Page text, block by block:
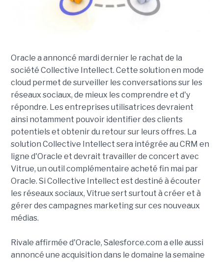
Oracle a annoncé mardi dernier le rachat de la
société Collective Intellect. Cette solution en mode
cloud permet de surveiller les conversations sur les
réseaux sociaux, de mieux les comprendre et d'y
répondre. Les entreprises utilisatrices devraient
ainsi notamment pouvoir identifier des clients
potentiels et obtenir du retour sur leurs offres. La
solution Collective Intellect sera intégrée au CRM en
ligne d'Oracle et devrait travailler de concert avec
Vitrue, un outil complémentaire acheté fin mai par
Oracle. Si Collective Intellect est destiné à écouter
les réseaux sociaux, Vitrue sert surtout à créer et à
gérer des campagnes marketing sur ces nouveaux
médias.
Rivale affirmée d'Oracle, Salesforce.com a elle aussi
annoncé une acquisition dans le domaine la semaine